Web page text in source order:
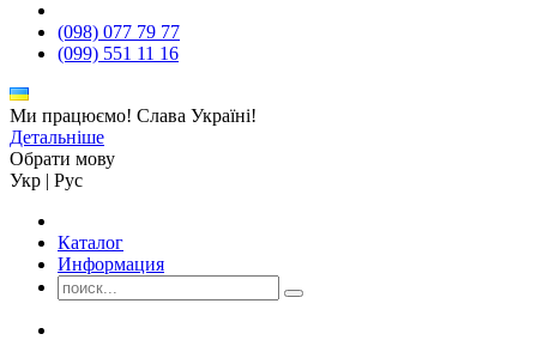
(098) 077 79 77
(099) 551 11 16
Ми працюємо! Слава Україні!
Детальніше
Обрати мову
Укр | Рус
Каталог
Информация